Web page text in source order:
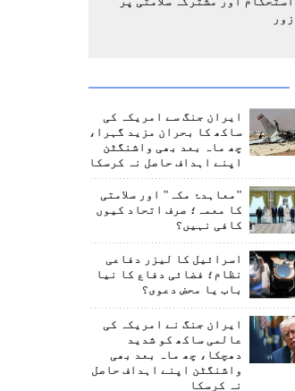
زور
ایران جنگ سے امریکہ کی
ساکھ کا بحران مزید گہرا،
چھ ماہ بعد بھی واشنگٹن
اپنے اہداف حاصل نہ کرسکا
"معاہدۂ مکہ" اور سلامتی
کا معمہ؛ صرف اتحاد کیوں
کافی نہیں؟
اسرائیل کا لیزر دفاعی
نظام؛ فضائی دفاع کا نیا
باب یا محض دعوی؟
ایران جنگ نے امریکہ کی
عالمی ساکھ کو شدید
دھچکا، چھ ماہ بعد بھی
واشنگٹن اپنے اہداف حاصل
نہ کرسکا